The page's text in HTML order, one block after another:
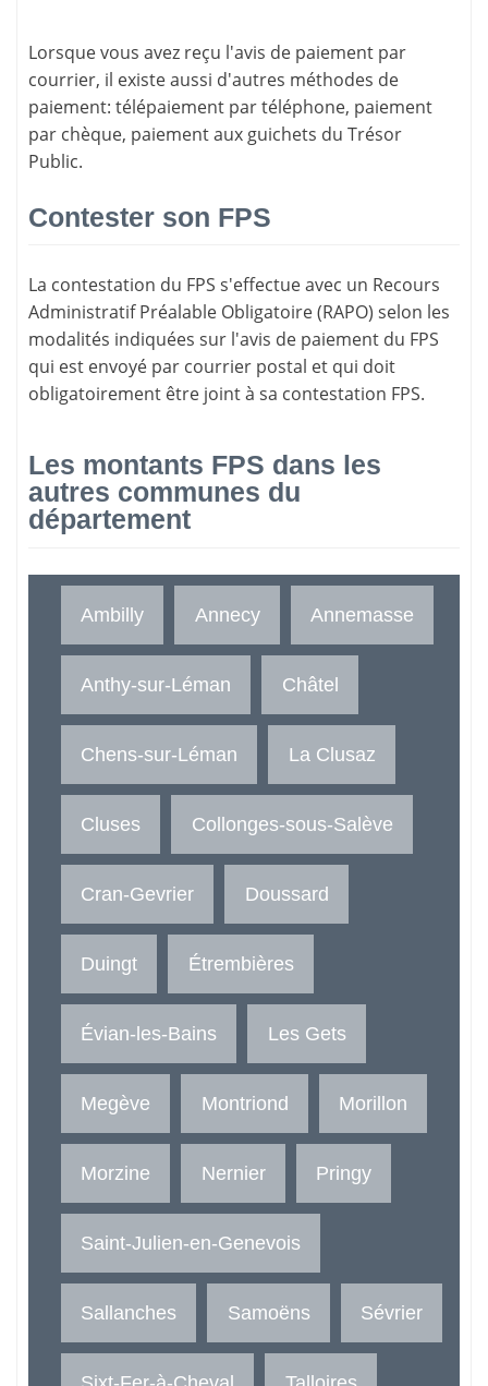
Lorsque vous avez reçu l'avis de paiement par
courrier, il existe aussi d'autres méthodes de
paiement: télépaiement par téléphone, paiement
par chèque, paiement aux guichets du Trésor
Public.
Contester son FPS
La contestation du FPS s'effectue avec un Recours
Administratif Préalable Obligatoire (RAPO) selon les
modalités indiquées sur l'avis de paiement du FPS
qui est envoyé par courrier postal et qui doit
obligatoirement être joint à sa contestation FPS.
Les montants FPS dans les
autres communes du
département
Ambilly Annecy Annemasse
Anthy-sur-Léman Châtel
Chens-sur-Léman La Clusaz
Cluses Collonges-sous-Salève
Cran-Gevrier Doussard
Duingt Étrembières
Évian-les-Bains Les Gets
Megève Montriond Morillon
Morzine Nernier Pringy
Saint-Julien-en-Genevois
Sallanches Samoëns Sévrier